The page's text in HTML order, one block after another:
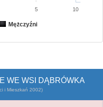
Mężczyźni
5 10
WE WSI DĄBRÓWKA
i Mieszkań 2002)